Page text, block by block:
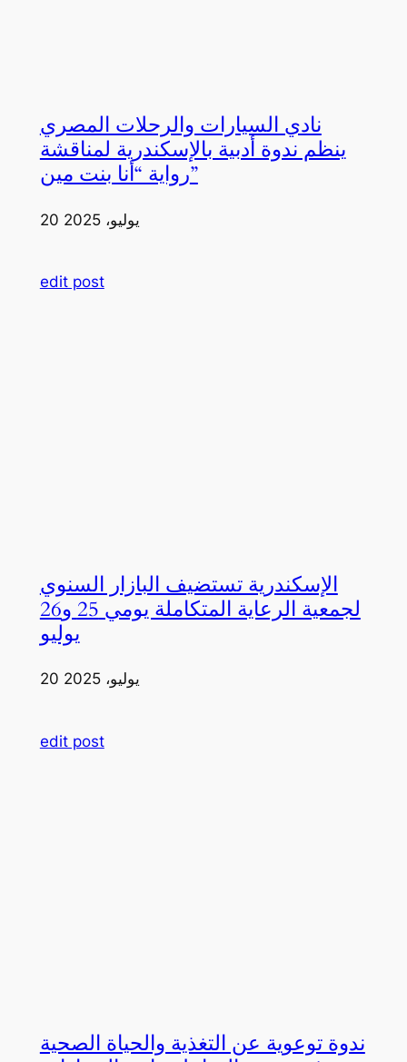
نادي السيارات والرحلات المصري
ينظم ندوة أدبية بالإسكندرية لمناقشة
رواية “أنا بنت مين”
20 يوليو، 2025
edit post
الإسكندرية تستضيف البازار السنوي
لجمعية الرعاية المتكاملة يومي 25 و26
يوليو
20 يوليو، 2025
edit post
ندوة توعوية عن التغذية والحياة الصحية